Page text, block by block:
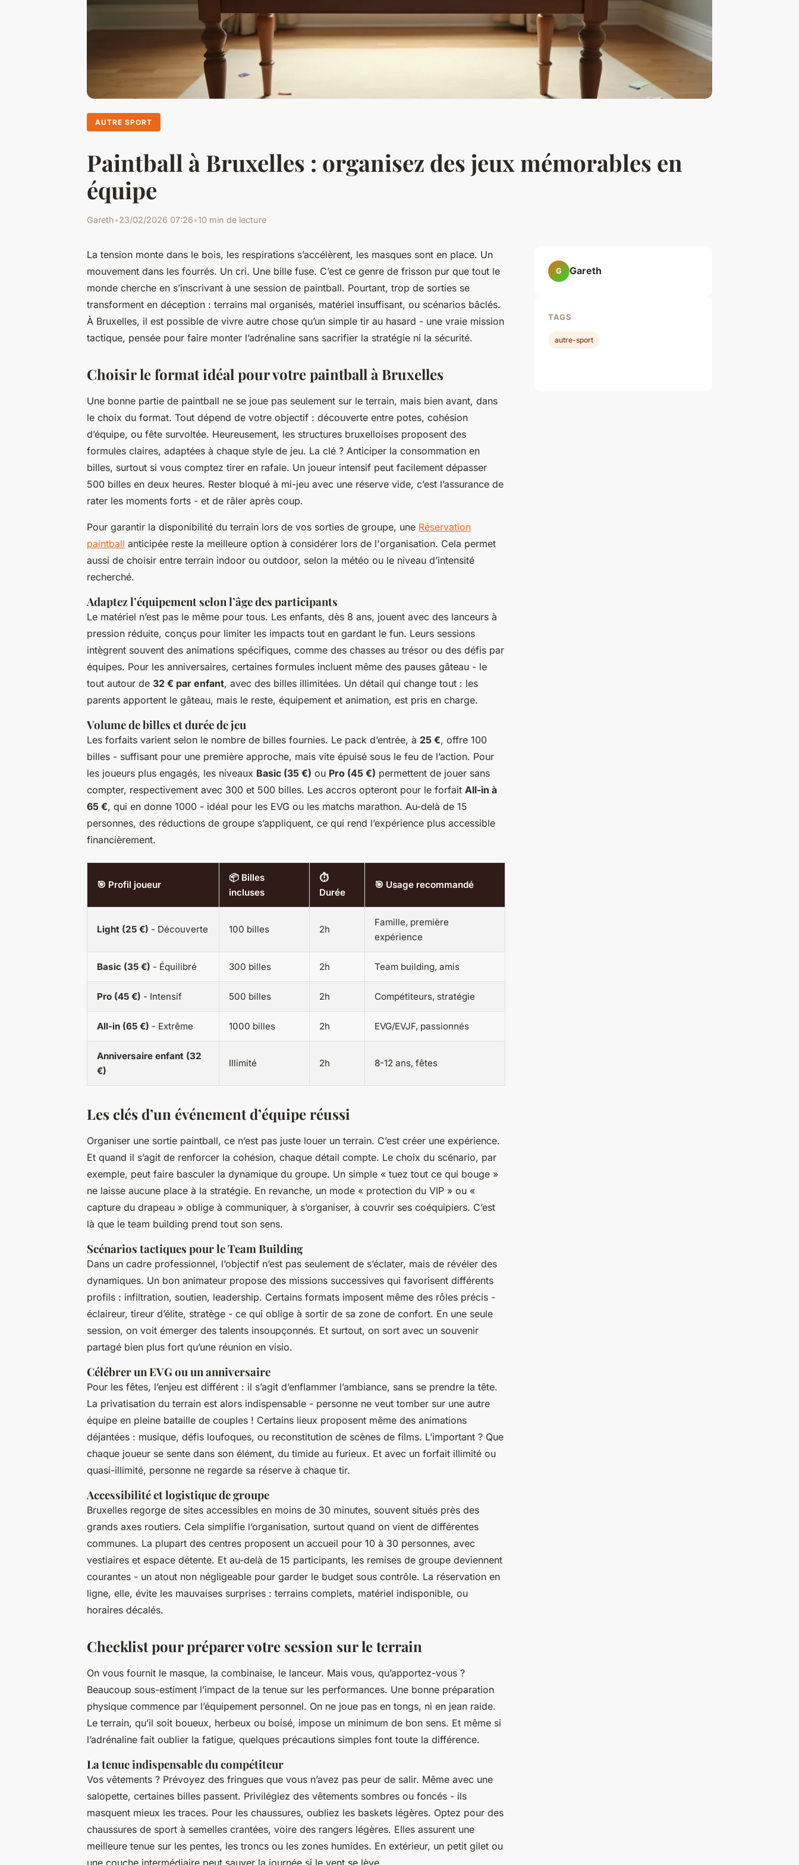
AUTRE SPORT
Paintball à Bruxelles : organisez des jeux mémorables en
équipe
Gareth•23/02/2026 07:26•10 min de lecture
La tension monte dans le bois, les respirations s’accélèrent, les masques sont en place. Un
mouvement dans les fourrés. Un cri. Une bille fuse. C’est ce genre de frisson pur que tout le
monde cherche en s’inscrivant à une session de paintball. Pourtant, trop de sorties se
transforment en déception : terrains mal organisés, matériel insuffisant, ou scénarios bâclés.
À Bruxelles, il est possible de vivre autre chose qu’un simple tir au hasard - une vraie mission
tactique, pensée pour faire monter l’adrénaline sans sacrifier la stratégie ni la sécurité.
Choisir le format idéal pour votre paintball à Bruxelles
Une bonne partie de paintball ne se joue pas seulement sur le terrain, mais bien avant, dans
le choix du format. Tout dépend de votre objectif : découverte entre potes, cohésion
d’équipe, ou fête survoltée. Heureusement, les structures bruxelloises proposent des
formules claires, adaptées à chaque style de jeu. La clé ? Anticiper la consommation en
billes, surtout si vous comptez tirer en rafale. Un joueur intensif peut facilement dépasser
500 billes en deux heures. Rester bloqué à mi-jeu avec une réserve vide, c’est l’assurance de
rater les moments forts - et de râler après coup.
Pour garantir la disponibilité du terrain lors de vos sorties de groupe, une Réservation
paintball anticipée reste la meilleure option à considérer lors de l'organisation. Cela permet
aussi de choisir entre terrain indoor ou outdoor, selon la météo ou le niveau d’intensité
recherché.
Adaptez l’équipement selon l’âge des participants
Le matériel n’est pas le même pour tous. Les enfants, dès 8 ans, jouent avec des lanceurs à
pression réduite, conçus pour limiter les impacts tout en gardant le fun. Leurs sessions
intègrent souvent des animations spécifiques, comme des chasses au trésor ou des défis par
équipes. Pour les anniversaires, certaines formules incluent même des pauses gâteau - le
tout autour de 32 € par enfant, avec des billes illimitées. Un détail qui change tout : les
parents apportent le gâteau, mais le reste, équipement et animation, est pris en charge.
Volume de billes et durée de jeu
Les forfaits varient selon le nombre de billes fournies. Le pack d’entrée, à 25 €, offre 100
billes - suffisant pour une première approche, mais vite épuisé sous le feu de l’action. Pour
les joueurs plus engagés, les niveaux Basic (35 €) ou Pro (45 €) permettent de jouer sans
compter, respectivement avec 300 et 500 billes. Les accros opteront pour le forfait All-in à
65 €, qui en donne 1000 - idéal pour les EVG ou les matchs marathon. Au-delà de 15
personnes, des réductions de groupe s’appliquent, ce qui rend l’expérience plus accessible
financièrement.
🎯 Profil joueur
📦 Billes
incluses
⏱️
Durée
🎯 Usage recommandé
Light (25 €) - Découverte 100 billes 2h
Famille, première
expérience
Basic (35 €) - Équilibré 300 billes 2h Team building, amis
Pro (45 €) - Intensif 500 billes 2h Compétiteurs, stratégie
All-in (65 €) - Extrême 1000 billes 2h EVG/EVJF, passionnés
Anniversaire enfant (32
€)
Illimité 2h 8-12 ans, fêtes
Les clés d’un événement d’équipe réussi
Organiser une sortie paintball, ce n’est pas juste louer un terrain. C’est créer une expérience.
Et quand il s’agit de renforcer la cohésion, chaque détail compte. Le choix du scénario, par
exemple, peut faire basculer la dynamique du groupe. Un simple « tuez tout ce qui bouge »
ne laisse aucune place à la stratégie. En revanche, un mode « protection du VIP » ou «
capture du drapeau » oblige à communiquer, à s’organiser, à couvrir ses coéquipiers. C’est
là que le team building prend tout son sens.
Scénarios tactiques pour le Team Building
Dans un cadre professionnel, l’objectif n’est pas seulement de s’éclater, mais de révéler des
dynamiques. Un bon animateur propose des missions successives qui favorisent différents
profils : infiltration, soutien, leadership. Certains formats imposent même des rôles précis -
éclaireur, tireur d’élite, stratège - ce qui oblige à sortir de sa zone de confort. En une seule
session, on voit émerger des talents insoupçonnés. Et surtout, on sort avec un souvenir
partagé bien plus fort qu’une réunion en visio.
Célébrer un EVG ou un anniversaire
Pour les fêtes, l’enjeu est différent : il s’agit d’enflammer l’ambiance, sans se prendre la tête.
La privatisation du terrain est alors indispensable - personne ne veut tomber sur une autre
équipe en pleine bataille de couples ! Certains lieux proposent même des animations
déjantées : musique, défis loufoques, ou reconstitution de scènes de films. L’important ? Que
chaque joueur se sente dans son élément, du timide au furieux. Et avec un forfait illimité ou
quasi-illimité, personne ne regarde sa réserve à chaque tir.
Accessibilité et logistique de groupe
Bruxelles regorge de sites accessibles en moins de 30 minutes, souvent situés près des
grands axes routiers. Cela simplifie l’organisation, surtout quand on vient de différentes
communes. La plupart des centres proposent un accueil pour 10 à 30 personnes, avec
vestiaires et espace détente. Et au-delà de 15 participants, les remises de groupe deviennent
courantes - un atout non négligeable pour garder le budget sous contrôle. La réservation en
ligne, elle, évite les mauvaises surprises : terrains complets, matériel indisponible, ou
horaires décalés.
Checklist pour préparer votre session sur le terrain
On vous fournit le masque, la combinaise, le lanceur. Mais vous, qu’apportez-vous ?
Beaucoup sous-estiment l’impact de la tenue sur les performances. Une bonne préparation
physique commence par l’équipement personnel. On ne joue pas en tongs, ni en jean raide.
Le terrain, qu’il soit boueux, herbeux ou boisé, impose un minimum de bon sens. Et même si
l’adrénaline fait oublier la fatigue, quelques précautions simples font toute la différence.
La tenue indispensable du compétiteur
Vos vêtements ? Prévoyez des fringues que vous n’avez pas peur de salir. Même avec une
salopette, certaines billes passent. Privilégiez des vêtements sombres ou foncés - ils
masquent mieux les traces. Pour les chaussures, oubliez les baskets légères. Optez pour des
chaussures de sport à semelles crantées, voire des rangers légères. Elles assurent une
meilleure tenue sur les pentes, les troncs ou les zones humides. En extérieur, un petit gilet ou
une couche intermédiaire peut sauver la journée si le vent se lève.
G Gareth
TAGS
autre-sport